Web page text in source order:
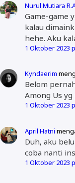
Nurul Mutiara
Game-game
kalau
hehe. Aku
1 Oktober 2023
Kyndaerim
Belom
Among Us
1 Oktober 2023
April Hatni
Duh, aku
coba nanti
1 Oktober 2023